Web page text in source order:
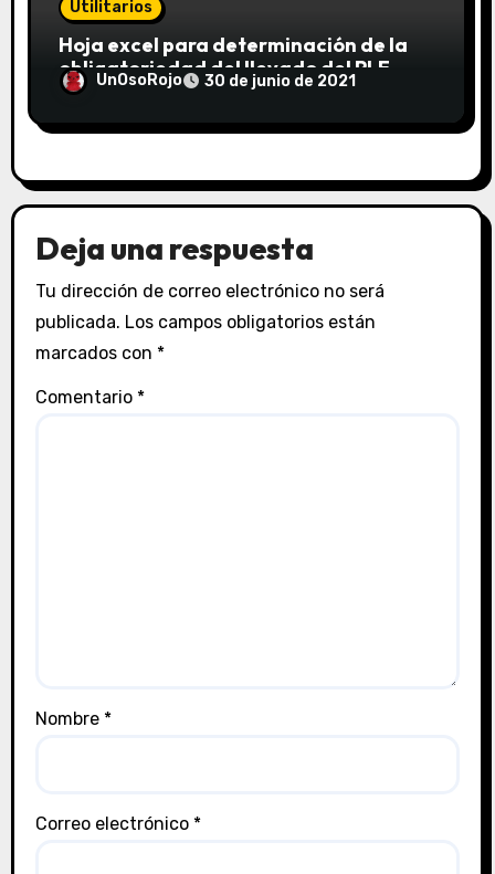
Utilitarios
Hoja excel para determinación de la
obligatoriedad del llevado del PLE
(Registro de Ventas e Ingresos y
según lo dispuesto por la R. Sup. N° 361-
UnOsoRojo 30 de junio de 2021
Deja una respuesta
Tu dirección de correo electrónico no será
publicada. Los campos obligatorios están
marcados con *
Comentario *
Nombre *
Correo electrónico *